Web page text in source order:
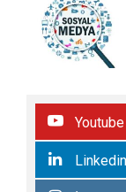
Youtube
Linkedin